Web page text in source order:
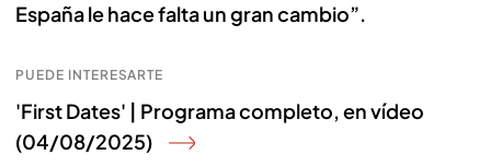
España le hace falta un gran cambio”.
PUEDE INTERESARTE
'First Dates' | Programa completo, en vídeo
(04/08/2025)